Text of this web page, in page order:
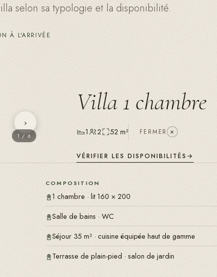
selon sa typologie et la disponibilité.
À L'ARRIVÉE
›
1 / 6
Villa 1 chambre
1 2 52 m² FERMER+
VÉRIFIER LES DISPONIBILITÉS
COMPOSITION
1 chambre · lit 160 × 200
Salle de bains · WC
Séjour 35 m² · cuisine équipée haut de gamme
Terrasse de plain-pied · salon de jardin